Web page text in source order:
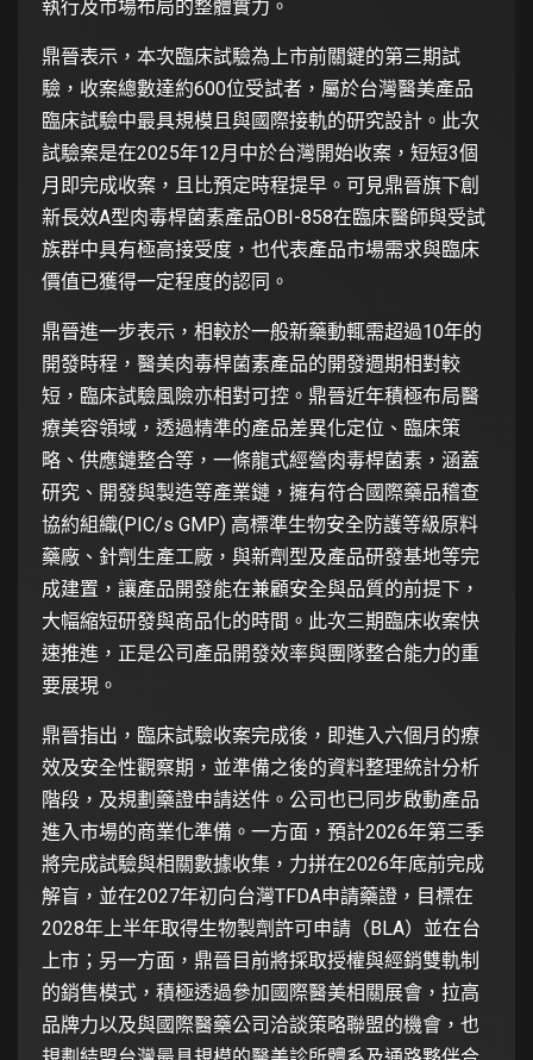
執行及市場布局的整體實力。
鼎晉表示，本次臨床試驗為上市前關鍵的第三期試
驗，收案總數達約600位受試者，屬於台灣醫美產品
臨床試驗中最具規模且與國際接軌的研究設計。此次
試驗案是在2025年12月中於台灣開始收案，短短3個
月即完成收案，且比預定時程提早。可見鼎晉旗下創
新長效A型肉毒桿菌素產品OBI-858在臨床醫師與受試
族群中具有極高接受度，也代表產品市場需求與臨床
價值已獲得一定程度的認同。
鼎晉進一步表示，相較於一般新藥動輒需超過10年的
開發時程，醫美肉毒桿菌素產品的開發週期相對較
短，臨床試驗風險亦相對可控。鼎晉近年積極布局醫
療美容領域，透過精準的產品差異化定位、臨床策
略、供應鏈整合等，一條龍式經營肉毒桿菌素，涵蓋
研究、開發與製造等產業鏈，擁有符合國際藥品稽查
協約組織(PIC/s GMP) 高標準生物安全防護等級原料
藥廠、針劑生產工廠，與新劑型及產品研發基地等完
成建置，讓產品開發能在兼顧安全與品質的前提下，
大幅縮短研發與商品化的時間。此次三期臨床收案快
速推進，正是公司產品開發效率與團隊整合能力的重
要展現。
鼎晉指出，臨床試驗收案完成後，即進入六個月的療
效及安全性觀察期，並準備之後的資料整理統計分析
階段，及規劃藥證申請送件。公司也已同步啟動產品
進入市場的商業化準備。一方面，預計2026年第三季
將完成試驗與相關數據收集，力拼在2026年底前完成
解盲，並在2027年初向台灣TFDA申請藥證，目標在
2028年上半年取得生物製劑許可申請（BLA）並在台
上市；另一方面，鼎晉目前將採取授權與經銷雙軌制
的銷售模式，積極透過參加國際醫美相關展會，拉高
品牌力以及與國際醫藥公司洽談策略聯盟的機會，也